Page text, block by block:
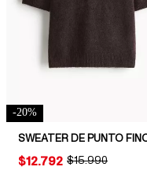
-20%
SWEATER DE PUNTO
ORIGINAL PRICE:
$15.990
PRICE:
$12.792